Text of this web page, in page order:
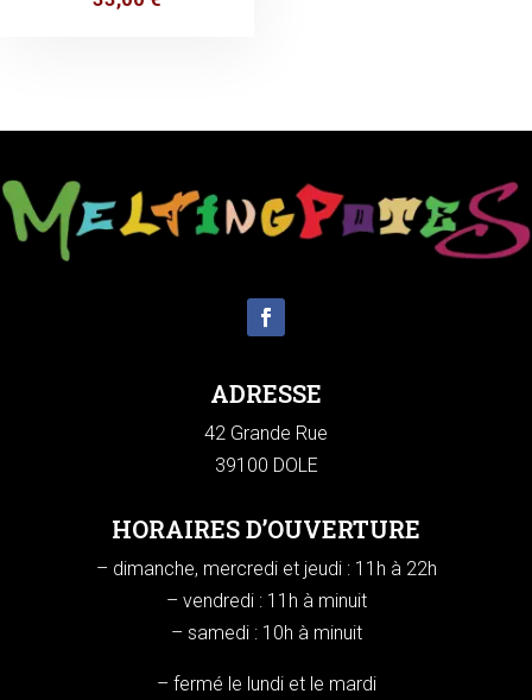
ADRESSE
42 Grande Rue
39100 DOLE
HORAIRES D’OUVERTURE
– dimanche, mercredi et jeudi : 11h à 22h
– vendredi : 11h à minuit
– samedi : 10h à minuit
– fermé le lundi et le mardi